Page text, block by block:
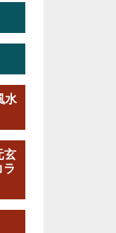
推
水
。
水
玄